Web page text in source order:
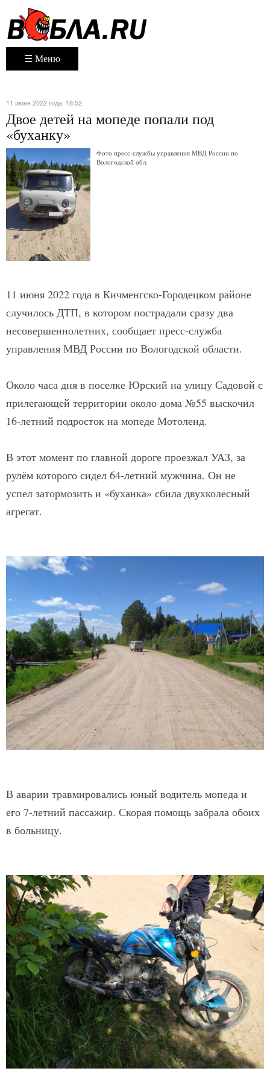
☰ Меню
11 июня 2022 года. 18:52
Двое детей на мопеде попали под
«буханку»
Фото пресс-службы управления МВД России по
Вологодской обл.
11 июня 2022 года в Кичменгско-Городецком районе
случилось ДТП, в котором пострадали сразу два
несовершеннолетних, сообщает пресс-служба
управления МВД России по Вологодской области.
Около часа дня в поселке Юрский на улицу Садовой с
прилегающей территории около дома №55 выскочил
16-летний подросток на мопеде Мотоленд.
В этот момент по главной дороге проезжал УАЗ, за
рулём которого сидел 64-летний мужчина. Он не
успел затормозить и «буханка» сбила двухколесный
агрегат.
В аварии травмировались юный водитель мопеда и
его 7-летний пассажир. Скорая помощь забрала обоих
в больницу.